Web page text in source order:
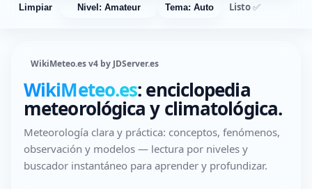
Limpiar Nivel: Amateur Tema: Auto Listo ✅
WikiMeteo.es v4 by JDServer.es
WikiMeteo.es: enciclopedia
meteorológica y climatológica.
Meteorología clara y práctica: conceptos, fenómenos,
observación y modelos — lectura por niveles y
buscador instantáneo para aprender y profundizar.